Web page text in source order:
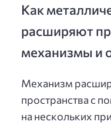
Как
расширяют
механизмы и
Механизм
пространства с
на нескольких